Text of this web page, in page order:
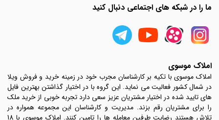
ما را در شبکه های اجتماعی دنبال کنید
املاک موسوی
املاک موسوی با تکیه بر کارشناسان مجرب خود در زمینه خرید و فروش ویلا
در شمال کشور فعالیت می نماید. این گروه با در اختیار گذاشتن بهترین فایل
های تایید شده در اختیار مشتریان عزیز سعی دارد تجربه خوبی از خرید ملک
را برای مشتریان رقم بزند. مدیریت و کارشناسان این مجموعه همواره در
تلاش هستند رضایت طرفین معامله ها را تامین کنند. املاک موسوی با 18